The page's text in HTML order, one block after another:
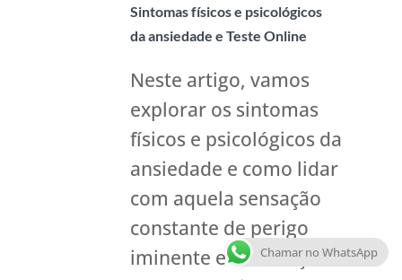
Sintomas físicos e psicológicos
da ansiedade e Teste Online
Neste artigo, vamos
explorar os sintomas
físicos e psicológicos da
ansiedade e como lidar
com aquela sensação
constante de perigo
iminente e de coração
Chamar no WhatsApp